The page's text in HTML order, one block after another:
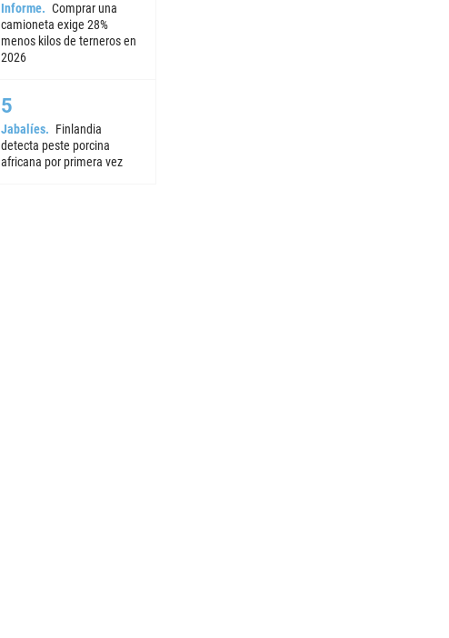
Informe
Comprar una
camioneta exige 28%
menos kilos de terneros en
2026
Jabalíes
Finlandia
detecta peste porcina
africana por primera vez